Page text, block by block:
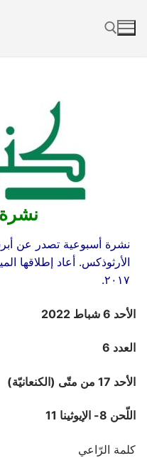
نشرة أسبوعية تصدر عن
الأرثوذكس. أعاد إطلاقها
٢٠١٧.
الأحد 6 شباط 2022
العدد 6
الأحد 17 من متّى (الكنعانيّة)
اللّحن 8- الإيوثينا 11
كلمة الرّاعي